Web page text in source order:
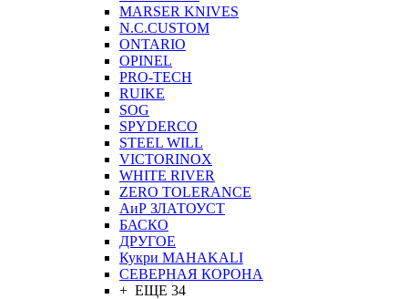
MARSER KNIVES
N.C.CUSTOM
ONTARIO
OPINEL
PRO-TECH
RUIKE
SOG
SPYDERCO
STEEL WILL
VICTORINOX
WHITE RIVER
ZERO TOLERANCE
АиР ЗЛАТОУСТ
БАСКО
ДРУГОЕ
Кукри MAHAKALI
СЕВЕРНАЯ КОРОНА
+ ЕЩЕ 34